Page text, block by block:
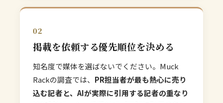
02
掲載を依頼する優先順位を決める
知名度で媒体を選ばないでください。Muck
Rackの調査では、 PR担当者が最も熱心に売り
込む記者と、AIが実際に引用する記者の重なり